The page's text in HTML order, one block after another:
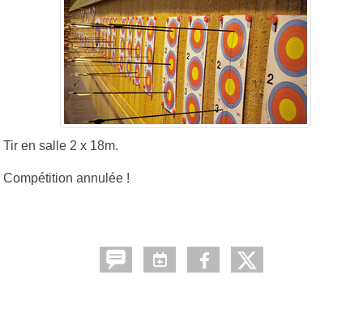
Tir en salle 2 x 18m.
Compétition annulée !